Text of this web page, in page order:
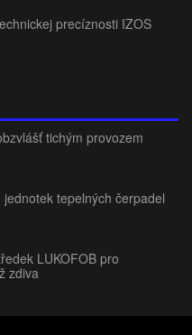
precíznosti IZOS
tichým provozem
tepelných čerpadel
LUKOFOB pro
zdiva